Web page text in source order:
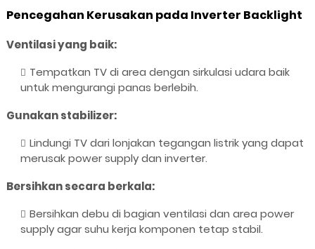
Pencegahan Kerusakan pada Inverter Backlight
Ventilasi yang baik:
Tempatkan TV di area dengan sirkulasi udara baik
untuk mengurangi panas berlebih.
Gunakan stabilizer:
Lindungi TV dari lonjakan tegangan listrik yang dapat
merusak power supply dan inverter.
Bersihkan secara berkala:
Bersihkan debu di bagian ventilasi dan area power
supply agar suhu kerja komponen tetap stabil.